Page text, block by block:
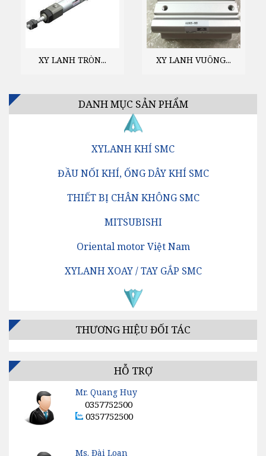
XY LANH TRÒN... XY LANH VUÔNG...
DANH MỤC SẢN PHẨM
XYLANH KHÍ SMC
ĐẦU NỐI KHÍ, ỐNG DÂY KHÍ SMC
THIẾT BỊ CHÂN KHÔNG SMC
MITSUBISHI
Oriental motor Việt Nam
XYLANH XOAY / TAY GẮP SMC
Cảm Biến SICK
Cảm Biến PANASONIC
VAN ĐỊNH HƯỚNG SMC
Thuỷ Lực DAIKIN
BỘ LỌC KHÍ SMC
THƯƠNG HIỆU ĐỐI TÁC
HỖ TRỢ
Mr. Quang Huy
0357752500
0357752500
Ms. Đài Loan